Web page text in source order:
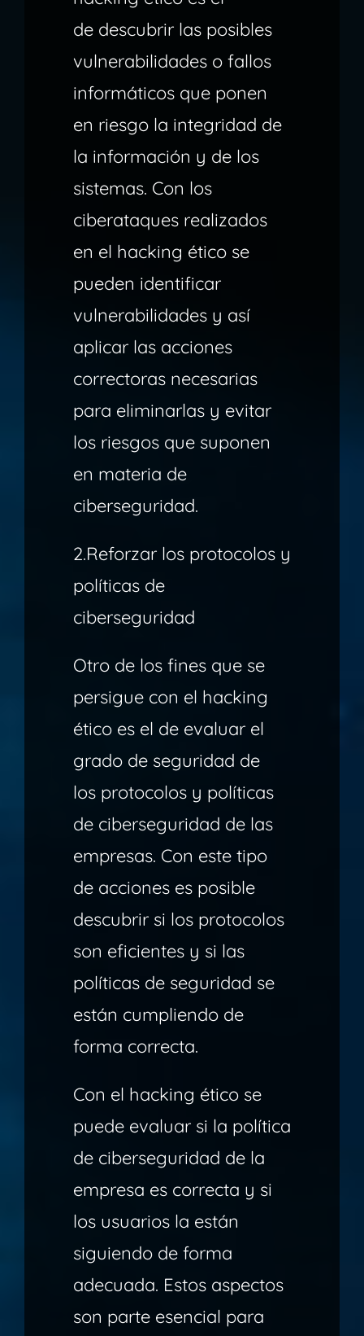
de descubrir las posibles
vulnerabilidades o fallos
informáticos que ponen
en riesgo la integridad de
la información y de los
sistemas. Con los
ciberataques realizados
en el hacking ético se
pueden identificar
vulnerabilidades y así
aplicar las acciones
correctoras necesarias
para eliminarlas y evitar
los riesgos que suponen
en materia de
ciberseguridad.
2.Reforzar los protocolos y
políticas de
ciberseguridad
Otro de los fines que se
persigue con el hacking
ético es el de evaluar el
grado de seguridad de
los protocolos y políticas
de ciberseguridad de las
empresas. Con este tipo
de acciones es posible
descubrir si los protocolos
son eficientes y si las
políticas de seguridad se
están cumpliendo de
forma correcta.
Con el hacking ético se
puede evaluar si la política
de ciberseguridad de la
empresa es correcta y si
los usuarios la están
siguiendo de forma
adecuada. Estos aspectos
son parte esencial para